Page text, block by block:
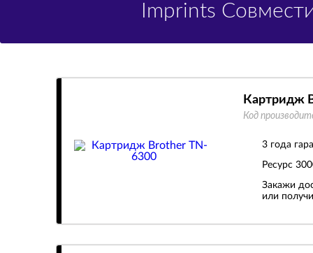
Imprints
Картридж
Код
3 года
Ресурс
Закажи
или